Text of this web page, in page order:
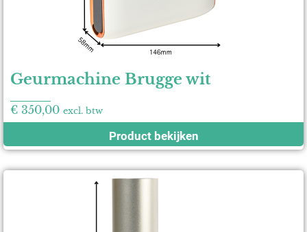
Geurmachine Brugge wit
€ 350,00 excl. btw
Product bekijken